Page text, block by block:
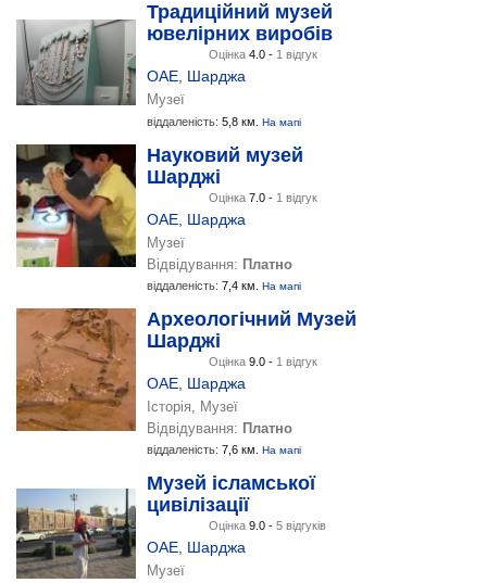
Традиційний музей
ювелірних виробів
Оцінка 4.0 - 1 відгук
ОАЕ Шарджа
Музеї
віддаленість: 5,8 км. На мапі
Науковий музей
Шарджі
Оцінка 7.0 - 1 відгук
ОАЕ Шарджа
Музеї
Відвідування: Платно
віддаленість: 7,4 км. На мапі
Археологічний Музей
Шарджі
Оцінка 9.0 - 1 відгук
ОАЕ Шарджа
Історія, Музеї
Відвідування: Платно
віддаленість: 7,6 км. На мапі
Музей ісламської
цивілізації
Оцінка 9.0 - 5 відгуків
ОАЕ Шарджа
Музеї